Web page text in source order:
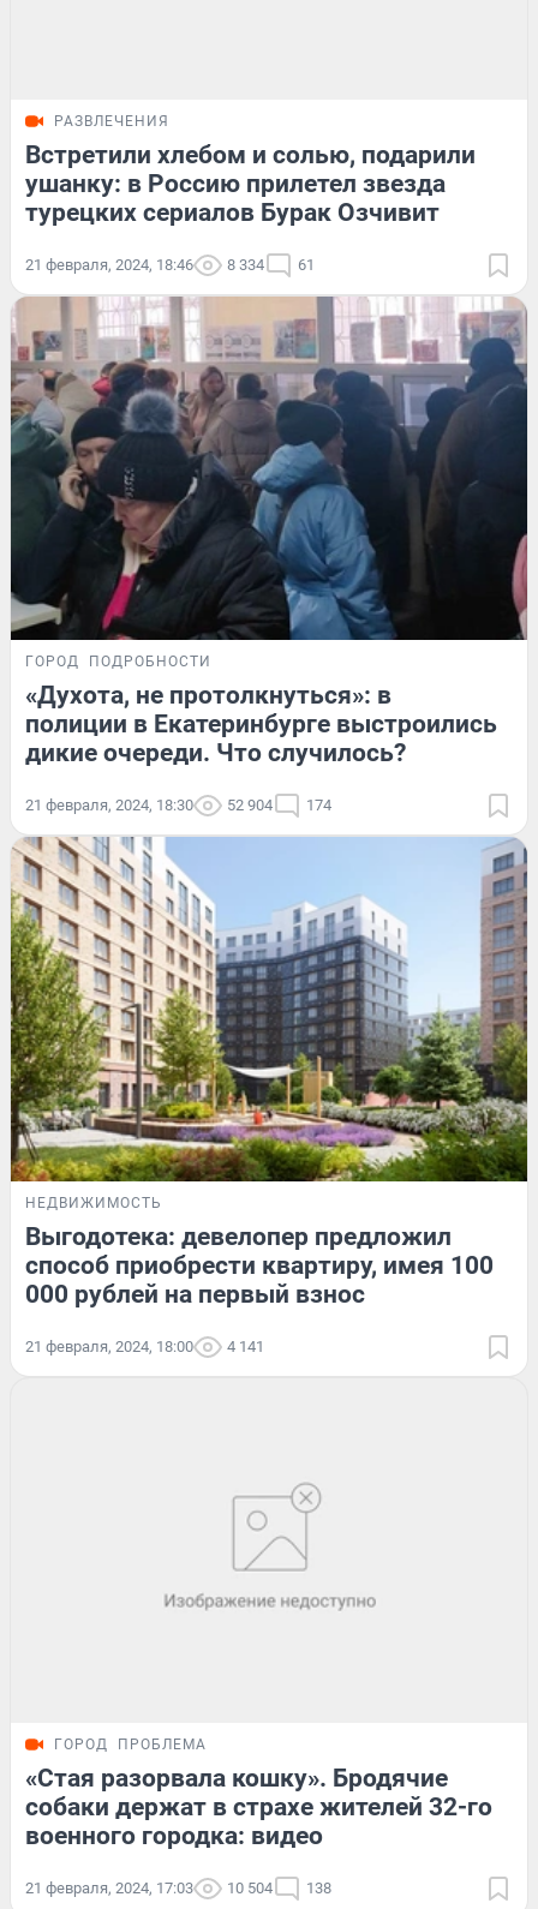
РАЗВЛЕЧЕНИЯ
Встретили хлебом и солью, подарили
ушанку: в Россию прилетел звезда
турецких сериалов Бурак Озчивит
21 февраля, 2024, 18:46 8 334 61
ГОРОД ПОДРОБНОСТИ
«Духота, не протолкнуться»: в
полиции в Екатеринбурге выстроились
дикие очереди. Что случилось?
21 февраля, 2024, 18:30 52 904 174
НЕДВИЖИМОСТЬ
Выгодотека: девелопер предложил
способ приобрести квартиру, имея 100
000 рублей на первый взнос
21 февраля, 2024, 18:00 4 141
ГОРОД ПРОБЛЕМА
«Стая разорвала кошку». Бродячие
собаки держат в страхе жителей 32-го
военного городка: видео
21 февраля, 2024, 17:03 10 504 138